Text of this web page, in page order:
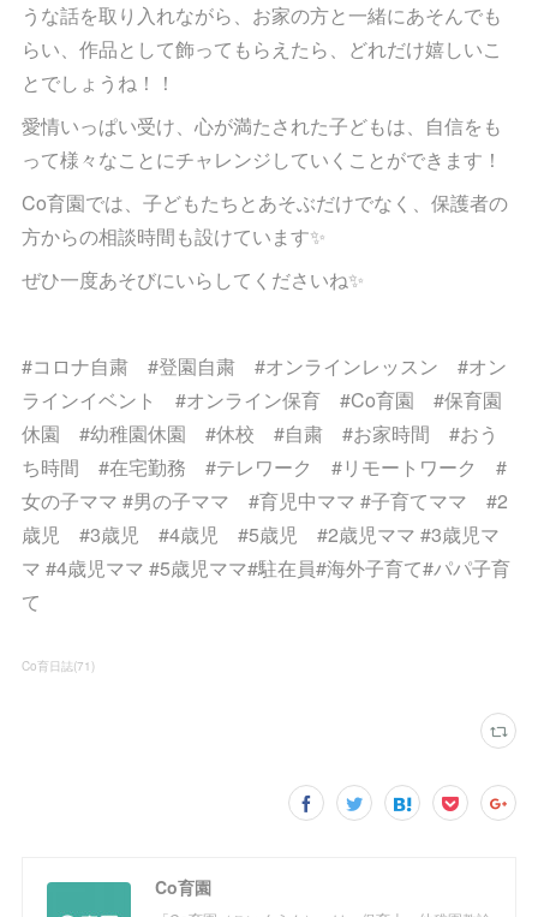
うな話を取り入れながら、お家の方と一緒にあそんでも
らい、作品として飾ってもらえたら、どれだけ嬉しいこ
とでしょうね！！
愛情いっぱい受け、心が満たされた子どもは、自信をも
って様々なことにチャレンジしていくことができます！
Co育園では、子どもたちとあそぶだけでなく、保護者の
方からの相談時間も設けています✨
ぜひ一度あそびにいらしてくださいね✨
#コロナ自粛 #登園自粛 #オンラインレッスン #オン
ラインイベント #オンライン保育 #Co育園 #保育園
休園 #幼稚園休園 #休校 #自粛 #お家時間 #おう
ち時間 #在宅勤務 #テレワーク #リモートワーク #
女の子ママ #男の子ママ #育児中ママ #子育てママ #2
歳児 #3歳児 #4歳児 #5歳児 #2歳児ママ #3歳児マ
マ #4歳児ママ #5歳児ママ#駐在員#海外子育て#パパ子育
て
Co育日誌(71)
Co育園